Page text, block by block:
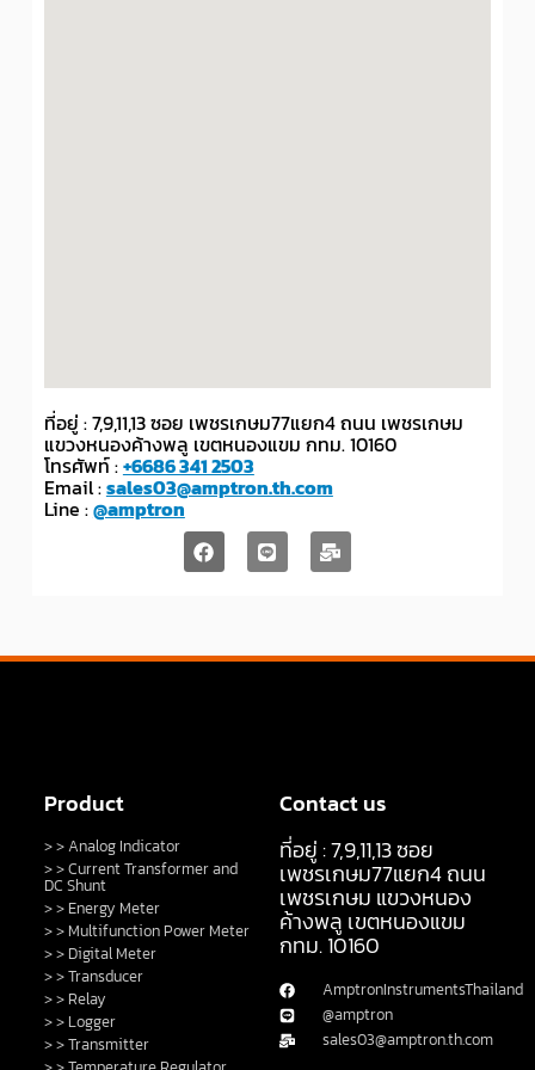
ที่อยู่ : 7,9,11,13 ซอย เพชรเกษม77แยก4 ถนน เพชรเกษม
แขวงหนองค้างพลู เขตหนองแขม กทม. 10160
โทรศัพท์ :+6686 341 2503
Email :sales03@amptron.th.com
Line :@amptron
Product
> > Analog Indicator
> > Current Transformer and
DC Shunt
> > Energy Meter
> > Multifunction Power Meter
> > Digital Meter
> > Transducer
> > Relay
> > Logger
> > Transmitter
Contact us
ที่อยู่ : 7,9,11,13 ซอย
เพชรเกษม77แยก4 ถนน
เพชรเกษม แขวงหนอง
ค้างพลู เขตหนองแขม
กทม. 10160
AmptronInstrumentsThailand
@amptron
sales03@amptron.th.com